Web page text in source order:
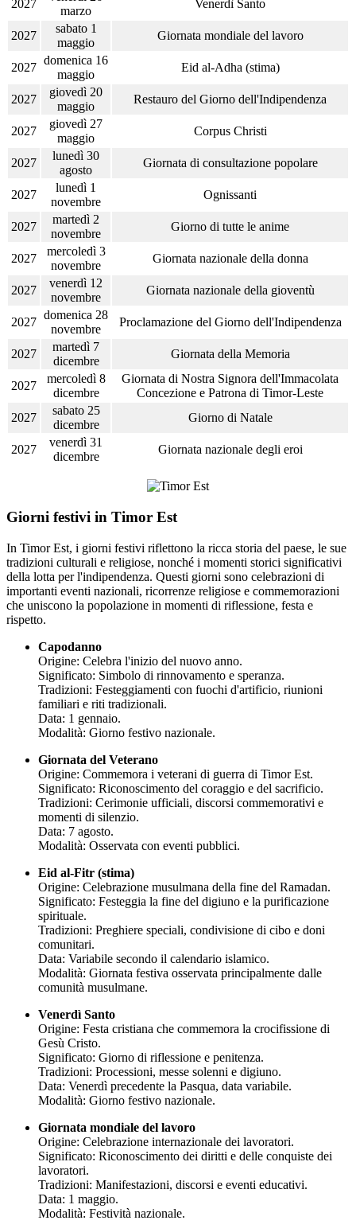
2027
marzo
Venerdì Santo
2027
sabato 1
maggio
Giornata mondiale del lavoro
2027
domenica 16
maggio
Eid al-Adha (stima)
2027
giovedì 20
maggio
Restauro del Giorno dell'Indipendenza
2027
giovedì 27
maggio
Corpus Christi
2027
lunedì 30
agosto
Giornata di consultazione popolare
2027
lunedì 1
novembre
Ognissanti
2027
martedì 2
novembre
Giorno di tutte le anime
2027
mercoledì 3
novembre
Giornata nazionale della donna
2027
venerdì 12
novembre
Giornata nazionale della gioventù
2027
domenica 28
novembre
Proclamazione del Giorno dell'Indipendenza
2027
martedì 7
dicembre
Giornata della Memoria
2027
mercoledì 8
dicembre
Giornata di Nostra Signora dell'Immacolata
Concezione e Patrona di Timor-Leste
2027
sabato 25
dicembre
Giorno di Natale
2027
venerdì 31
dicembre
Giornata nazionale degli eroi
Giorni festivi in Timor Est
In Timor Est, i giorni festivi riflettono la ricca storia del paese, le sue
tradizioni culturali e religiose, nonché i momenti storici significativi
della lotta per l'indipendenza. Questi giorni sono celebrazioni di
importanti eventi nazionali, ricorrenze religiose e commemorazioni
che uniscono la popolazione in momenti di riflessione, festa e
rispetto.
Capodanno
Origine: Celebra l'inizio del nuovo anno.
Significato: Simbolo di rinnovamento e speranza.
Tradizioni: Festeggiamenti con fuochi d'artificio, riunioni
familiari e riti tradizionali.
Data: 1 gennaio.
Modalità: Giorno festivo nazionale.
Giornata del Veterano
Origine: Commemora i veterani di guerra di Timor Est.
Significato: Riconoscimento del coraggio e del sacrificio.
Tradizioni: Cerimonie ufficiali, discorsi commemorativi e
momenti di silenzio.
Data: 7 agosto.
Modalità: Osservata con eventi pubblici.
Eid al-Fitr (stima)
Origine: Celebrazione musulmana della fine del Ramadan.
Significato: Festeggia la fine del digiuno e la purificazione
spirituale.
Tradizioni: Preghiere speciali, condivisione di cibo e doni
comunitari.
Data: Variabile secondo il calendario islamico.
Modalità: Giornata festiva osservata principalmente dalle
comunità musulmane.
Venerdì Santo
Origine: Festa cristiana che commemora la crocifissione di
Gesù Cristo.
Significato: Giorno di riflessione e penitenza.
Tradizioni: Processioni, messe solenni e digiuno.
Data: Venerdì precedente la Pasqua, data variabile.
Modalità: Giorno festivo nazionale.
Giornata mondiale del lavoro
Origine: Celebrazione internazionale dei lavoratori.
Significato: Riconoscimento dei diritti e delle conquiste dei
lavoratori.
Tradizioni: Manifestazioni, discorsi e eventi educativi.
Data: 1 maggio.
Modalità: Festività nazionale.